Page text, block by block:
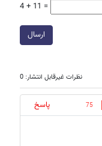
4 + 11 =
ارسال
نظرات غیرقابل انتشار: 0
75
پاسخ